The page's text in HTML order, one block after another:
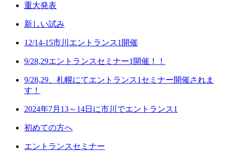
重大発表
新しい試み
12/14-15市川エントランス1開催
9/28,29エントランスセミナー1開催！！
9/28,29、札幌にてエントランス1セミナー開催されま
す！
2024年7月13～14日に市川でエントランス1
初めての方へ
エントランスセミナー